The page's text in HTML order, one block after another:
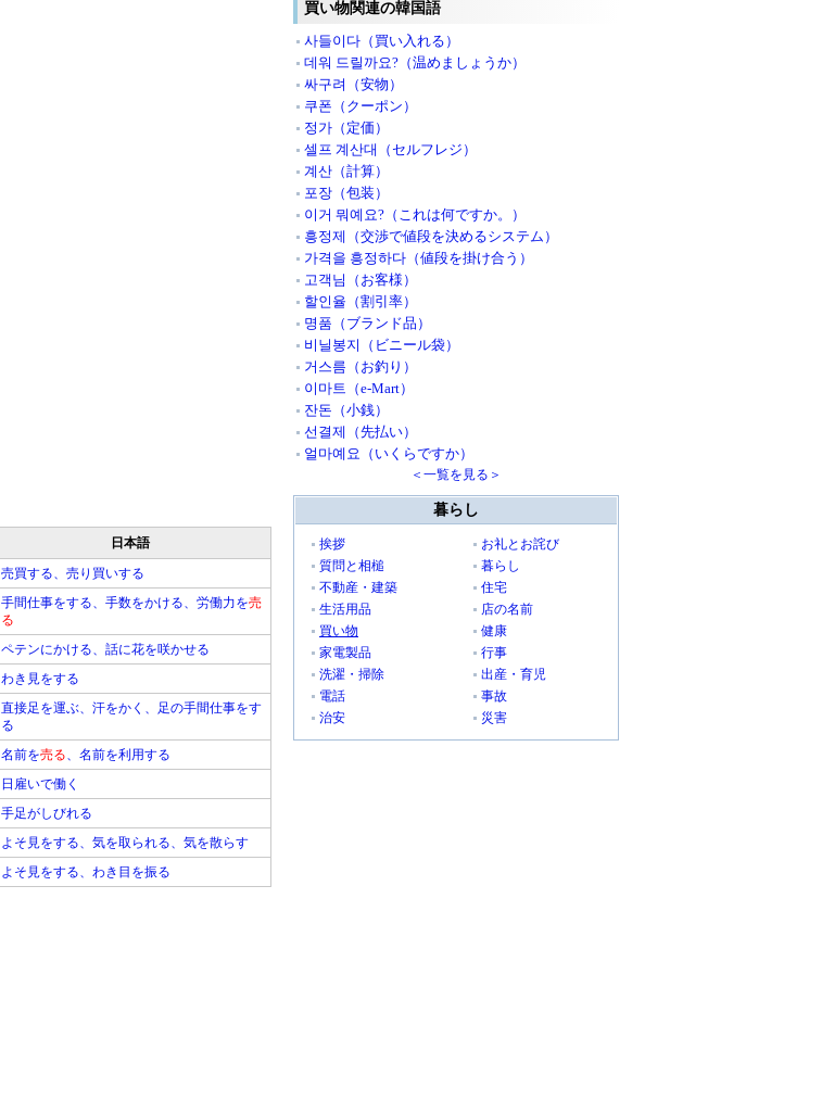
日本語
売買する、売り買いする
手間仕事をする、手数をかける、労働力を売
る
ペテンにかける、話に花を咲かせる
わき見をする
直接足を運ぶ、汗をかく、足の手間仕事をす
る
名前を売る、名前を利用する
日雇いで働く
手足がしびれる
よそ見をする、気を取られる、気を散らす
よそ見をする、わき目を振る
買い物関連の韓国語
사들이다（買い入れる）
데워 드릴까요?（温めましょうか）
싸구려（安物）
쿠폰（クーポン）
정가（定価）
셀프 계산대（セルフレジ）
계산（計算）
포장（包装）
이거 뭐예요?（これは何ですか。）
흥정제（交渉で値段を決めるシステム）
가격을 흥정하다（値段を掛け合う）
고객님（お客様）
할인율（割引率）
명품（ブランド品）
비닐봉지（ビニール袋）
거스름（お釣り）
이마트（e-Mart）
잔돈（小銭）
선결제（先払い）
얼마예요（いくらですか）
＜一覧を見る＞
暮らし
挨拶
お礼とお詫び
質問と相槌
暮らし
不動産・建築
住宅
生活用品
店の名前
買い物
健康
家電製品
行事
洗濯・掃除
出産・育児
電話
事故
治安
災害